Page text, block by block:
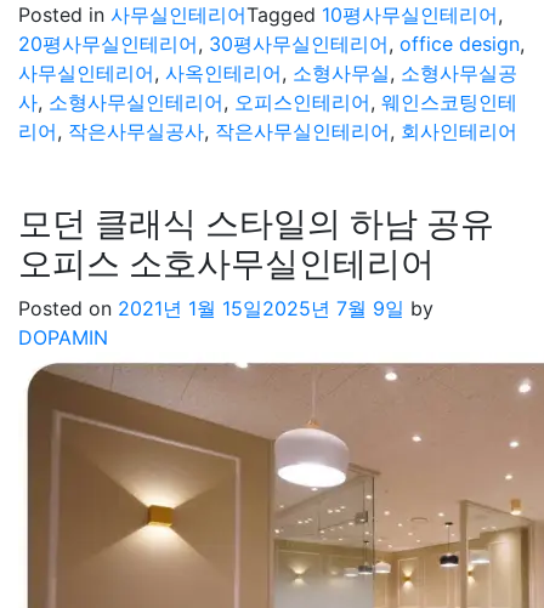
Posted in 사무실인테리어Tagged 10평사무실인테리어,
20평사무실인테리어, 30평사무실인테리어, office design,
사무실인테리어, 사옥인테리어, 소형사무실, 소형사무실공
사, 소형사무실인테리어, 오피스인테리어, 웨인스코팅인테
리어, 작은사무실공사, 작은사무실인테리어, 회사인테리어
모던 클래식 스타일의 하남 공유
오피스 소호사무실인테리어
Posted on 2021년 1월 15일2025년 7월 9일 by
DOPAMIN